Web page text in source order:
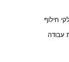
חילוף
עבודה